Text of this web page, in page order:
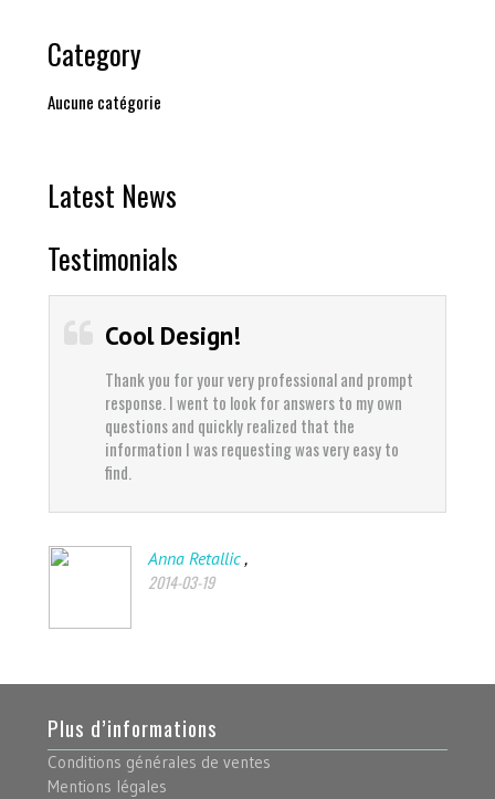
Category
Aucune catégorie
Latest News
Testimonials
Cool Design!
Thank you for your very professional and prompt
response. I went to look for answers to my own
questions and quickly realized that the
information I was requesting was very easy to
Anna Retallic,
Plus d’informations
Conditions générales de ventes
Mentions légales